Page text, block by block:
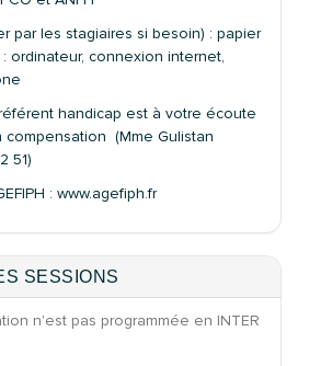
par les stagiaires si besoin) : papier
ordinateur, connexion internet,
handicap est à votre écoute
(Mme Gulistan
51)
: www.agefiph.fr
SESSIONS
n'est pas programmée en INTER